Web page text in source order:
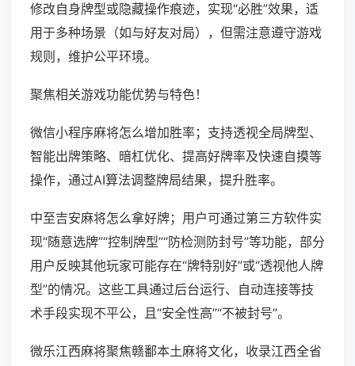
修改自身牌型或隐藏操作痕迹，实现“必胜”效果，适
用于多种场景（如与好友对局），但需注意遵守游戏
规则，维护公平环境。
聚焦相关游戏功能优势与特色！
微信小程序麻将怎么增加胜率；支持透视全局牌型、
智能出牌策略、暗杠优化、提高好牌率及快速自摸等
操作，通过AI算法调整牌局结果，提升胜率。
中至吉安麻将怎么拿好牌；用户可通过第三方软件实
现“随意选牌”“控制牌型”“防检测防封号”等功能，部分
用户反映其他玩家可能存在“牌特别好”或“透视他人牌
型”的情况。这些工具通过后台运行、自动连接等技
术手段实现不平公，且“安全性高”“不被封号”。
微乐江西麻将聚焦赣鄱本土麻将文化，收录江西全省